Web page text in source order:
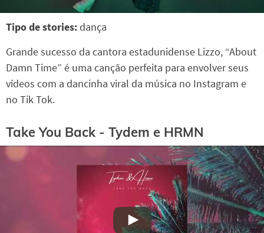
Tipo de stories:dança
Grande sucesso da cantora estadunidense Lizzo, “About
Damn Time” é uma canção perfeita para envolver seus
vídeos com a dancinha viral da música no Instagram e
no Tik Tok.
Take You Back - Tydem e HRMN